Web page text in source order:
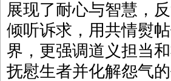
展现了耐心与智慧，
倾听诉求，用共情熨
界，更强调道义担当
抚慰生者并化解怨气的